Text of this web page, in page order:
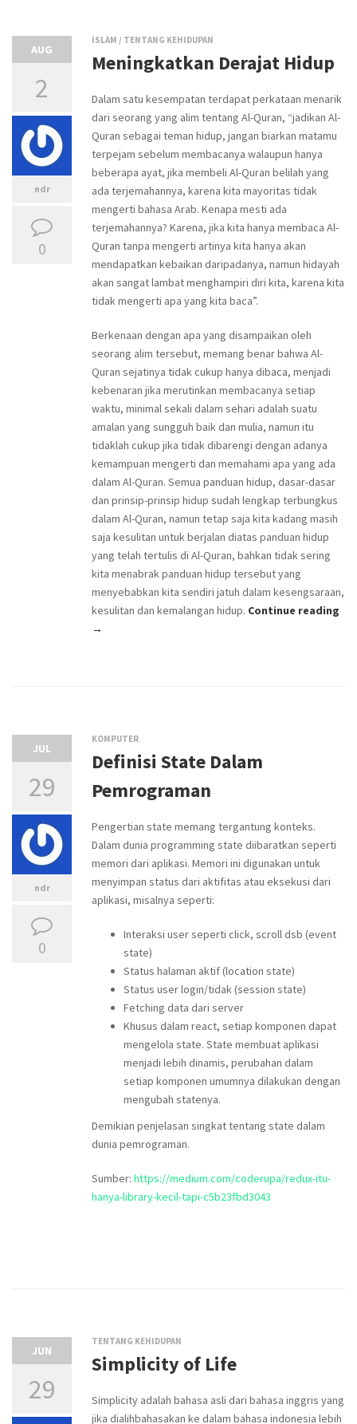
AUG
2
ndr
0
ISLAM / TENTANG KEHIDUPAN
Meningkatkan Derajat Hidup
Dalam satu kesempatan terdapat perkataan menarik
dari seorang yang alim tentang Al-Quran, “jadikan Al-
Quran sebagai teman hidup, jangan biarkan matamu
terpejam sebelum membacanya walaupun hanya
beberapa ayat, jika membeli Al-Quran belilah yang
ada terjemahannya, karena kita mayoritas tidak
mengerti bahasa Arab. Kenapa mesti ada
terjemahannya? Karena, jika kita hanya membaca Al-
Quran tanpa mengerti artinya kita hanya akan
mendapatkan kebaikan daripadanya, namun hidayah
akan sangat lambat menghampiri diri kita, karena kita
tidak mengerti apa yang kita baca”.
Berkenaan dengan apa yang disampaikan oleh
seorang alim tersebut, memang benar bahwa Al-
Quran sejatinya tidak cukup hanya dibaca, menjadi
kebenaran jika merutinkan membacanya setiap
waktu, minimal sekali dalam sehari adalah suatu
amalan yang sungguh baik dan mulia, namun itu
tidaklah cukup jika tidak dibarengi dengan adanya
kemampuan mengerti dan memahami apa yang ada
dalam Al-Quran. Semua panduan hidup, dasar-dasar
dan prinsip-prinsip hidup sudah lengkap terbungkus
dalam Al-Quran, namun tetap saja kita kadang masih
saja kesulitan untuk berjalan diatas panduan hidup
yang telah tertulis di Al-Quran, bahkan tidak sering
kita menabrak panduan hidup tersebut yang
menyebabkan kita sendiri jatuh dalam kesengsaraan,
kesulitan dan kemalangan hidup. Continue reading
→
JUL
29
ndr
0
KOMPUTER
Definisi State Dalam
Pemrograman
Pengertian state memang tergantung konteks.
Dalam dunia programming state diibaratkan seperti
memori dari aplikasi. Memori ini digunakan untuk
menyimpan status dari aktifitas atau eksekusi dari
aplikasi, misalnya seperti:
Interaksi user seperti click, scroll dsb (event
state)
Status halaman aktif (location state)
Status user login/tidak (session state)
Fetching data dari server
Khusus dalam react, setiap komponen dapat
mengelola state. State membuat aplikasi
menjadi lebih dinamis, perubahan dalam
setiap komponen umumnya dilakukan dengan
mengubah statenya.
Demikian penjelasan singkat tentang state dalam
dunia pemrograman.
Sumber: https://medium.com/coderupa/redux-itu-
hanya-library-kecil-tapi-c5b23fbd3043
JUN
29
TENTANG KEHIDUPAN
Simplicity of Life
Simplicity adalah bahasa asli dari bahasa inggris yang
jika dialihbahasakan ke dalam bahasa indonesia lebih